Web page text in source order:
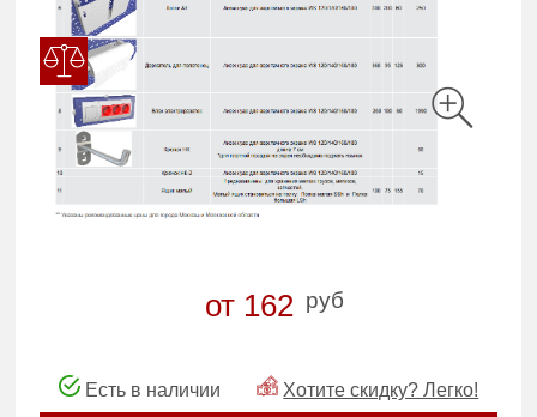
от 162 руб
Есть в наличии Хотите скидку? Легко!